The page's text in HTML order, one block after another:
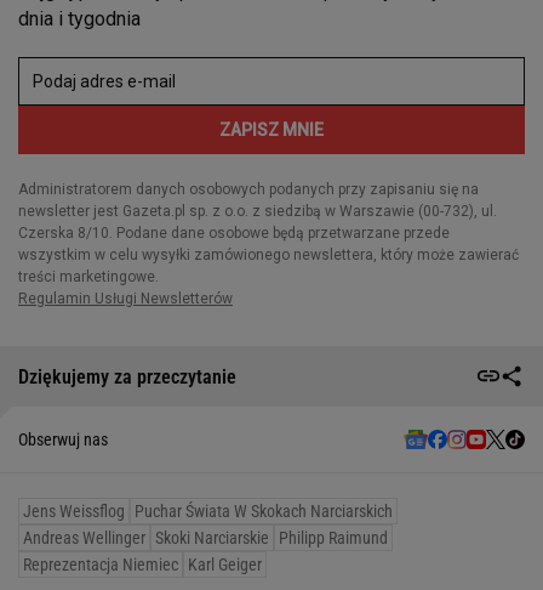
Dziękujemy za przeczytanie
Obserwuj nas
Jens Weissflog
Puchar Świata W Skokach Narciarskich
Andreas Wellinger Skoki Narciarskie
Philipp Raimund
Reprezentacja Niemiec Karl Geiger